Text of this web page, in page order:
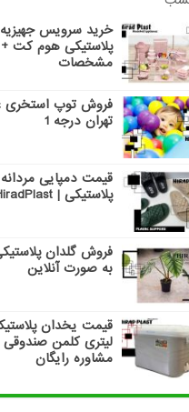
خرید سرویس جهیزیه
پلاستیکی هوم کت
مشخصات
فروش توپ استخری
تهران درجه 1
قیمت دمپایی مردانه
پلاستیکی | HiradPlast
فروش گلدان
به صورت آنلاین
لیتری کلمن
مشاوره رایگان